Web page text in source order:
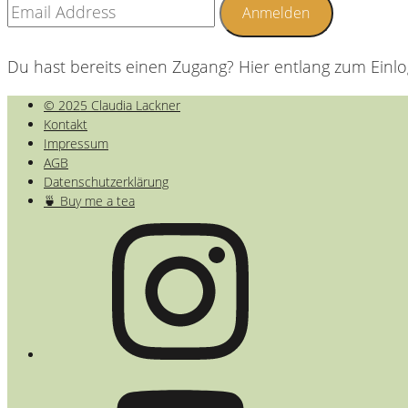
Du hast bereits einen Zugang? Hier entlang zum
© 2025 Claudia Lackner
Kontakt
Impressum
AGB
Datenschutzerklärung
🍵 Buy me a tea